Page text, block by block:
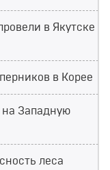
в Якутске
в Корее
Западную
леса